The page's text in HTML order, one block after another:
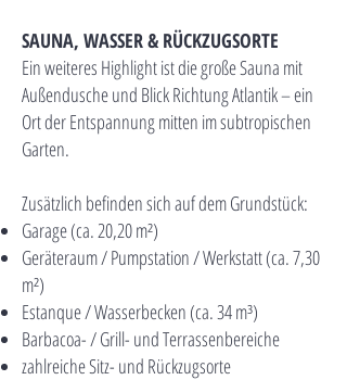
SAUNA, WASSER & RÜCKZUGSORTE
Ein weiteres Highlight ist die große Sauna mit
Außendusche und Blick Richtung Atlantik – ein
Ort der Entspannung mitten im subtropischen
Garten.
Zusätzlich befinden sich auf dem Grundstück:
Garage (ca. 20,20 m²)
Geräteraum / Pumpstation / Werkstatt (ca. 7,30
m²)
Estanque / Wasserbecken (ca. 34 m³)
Barbacoa- / Grill- und Terrassenbereiche
zahlreiche Sitz- und Rückzugsorte